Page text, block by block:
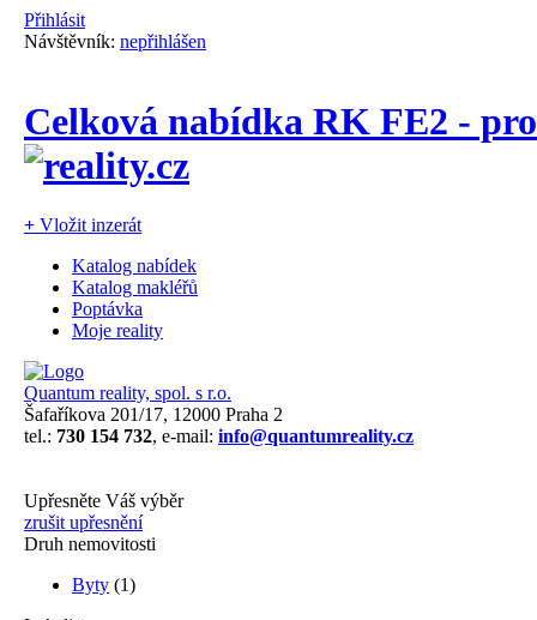
Přihlásit
Návštěvník: nepřihlášen
Celková nabídka RK FE2 -
+ Vložit inzerát
Katalog nabídek
Katalog makléřů
Poptávka
Moje reality
Quantum reality, spol. s r.o.
Šafaříkova 201/17, 12000 Praha 2
tel.: 730 154 732, e-mail: info@quantumreality.cz
Upřesněte Váš výběr
zrušit upřesnění
Druh nemovitosti
Byty (1)